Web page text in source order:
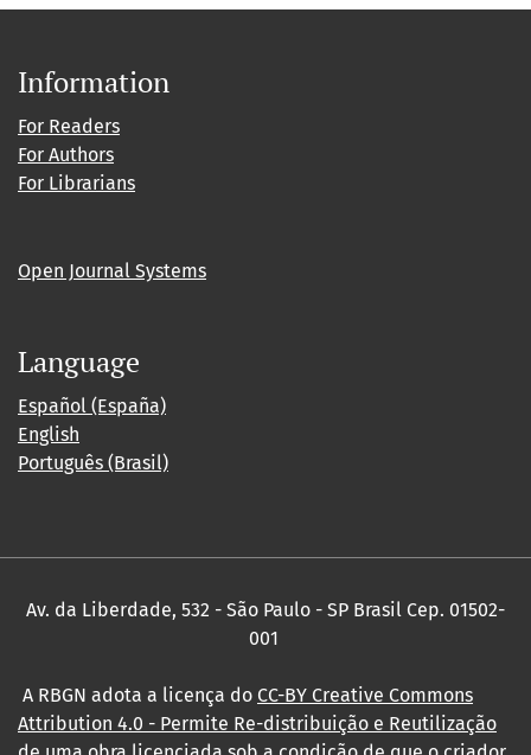
Information
For Readers
For Authors
For Librarians
Open Journal Systems
Language
Español (España)
English
Português (Brasil)
Av. da Liberdade, 532 - São Paulo - SP Brasil Cep. 01502-
001
A RBGN adota a licença do CC-BY Creative Commons
Attribution 4.0 - Permite Re-distribuição e Reutilização